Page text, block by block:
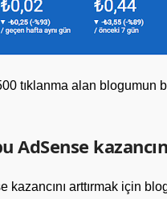
tıklanma alan blogumun
AdSense
kazancını arttırmak için